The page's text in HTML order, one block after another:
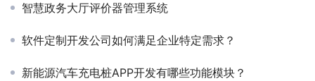
智慧政务大厅评价器管理系统
软件定制开发公司如何满足企业特定需求？
新能源汽车充电桩APP开发有哪些功能模块？